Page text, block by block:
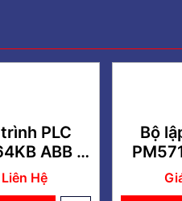
PLC
ABB –
Hệ
Bộ